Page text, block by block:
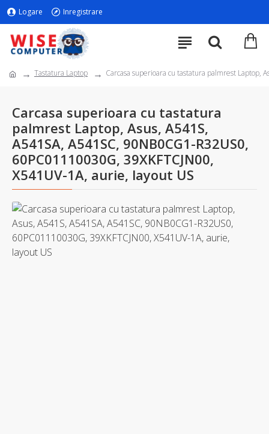
Logare Inregistrare
Tastatura Laptop Carcasa superioara cu tastatura palmrest Laptop,
Carcasa superioara cu tastatura
palmrest Laptop, Asus, A541S,
A541SA, A541SC, 90NB0CG1-R32US0,
60PC01110030G, 39XKFTCJN00,
X541UV-1A, aurie, layout US